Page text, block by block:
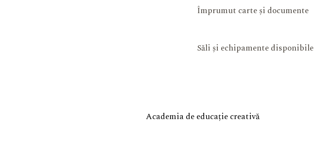
Împrumut carte și documente
Săli și echipamente disponibile
Academia de educație creativă